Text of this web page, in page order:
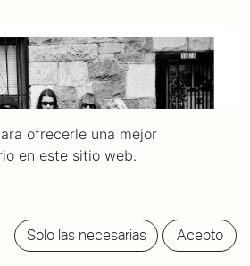
ofrecerle una mejor
en este sitio web.
Solo las necesarias Acepto